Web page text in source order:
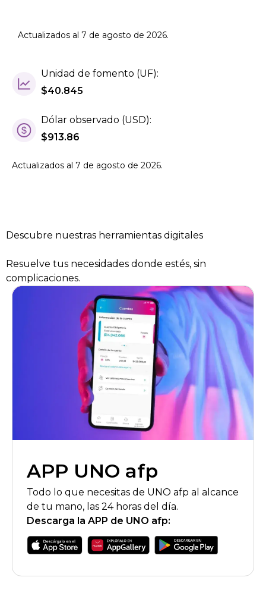
Actualizados al 7 de agosto de 2026.
Unidad de fomento (UF):
$40.845
Dólar observado (USD):
$913.86
Actualizados al 7 de agosto de 2026.
Descubre nuestras herramientas digitales
Resuelve tus necesidades donde estés, sin
complicaciones.
APP UNO afp
Todo lo que necesitas de UNO afp al alcance
de tu mano, las 24 horas del día.
Descarga la APP de UNO afp: